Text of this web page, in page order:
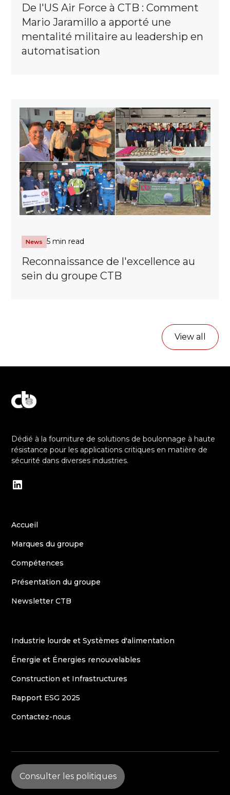
De l'US Air Force à CTB : Comment
Mario Jaramillo a apporté une
mentalité militaire au leadership en
automatisation
News 5 min read
Reconnaissance de l'excellence au
sein du groupe CTB
View all
Dédié à la fourniture de solutions de boulonnage à haute
résistance pour les applications critiques en matière de
sécurité dans diverses industries.
Accueil
Marques du groupe
Compétences
Présentation du groupe
Newsletter CTB
Industrie lourde et Systèmes d'alimentation
Énergie et Énergies renouvelables
Construction et Infrastructures
Rapport ESG 2025
Contactez-nous
Consulter les politiques